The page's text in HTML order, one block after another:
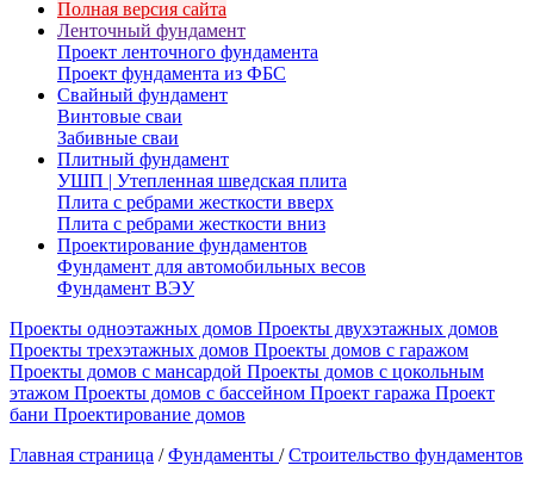
Полная версия сайта
Ленточный фундамент
Проект ленточного фундамента
Проект фундамента из ФБС
Свайный фундамент
Винтовые сваи
Забивные сваи
Плитный фундамент
УШП | Утепленная шведская плита
Плита с ребрами жесткости вверх
Плита с ребрами жесткости вниз
Проектирование фундаментов
Фундамент для автомобильных весов
Фундамент ВЭУ
Проекты одноэтажных домов Проекты двухэтажных домов
Проекты трехэтажных домов Проекты домов с гаражом
Проекты домов с мансардой Проекты домов с цокольным
этажом Проекты домов с бассейном Проект гаража Проект
бани Проектирование домов
Главная страница / Фундаменты / Строительство фундаментов